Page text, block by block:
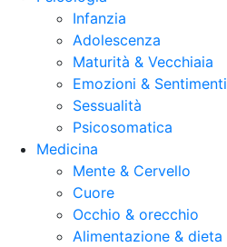
Infanzia
Adolescenza
Maturità & Vecchiaia
Emozioni & Sentimenti
Sessualità
Psicosomatica
Medicina
Mente & Cervello
Cuore
Occhio & orecchio
Alimentazione & dieta